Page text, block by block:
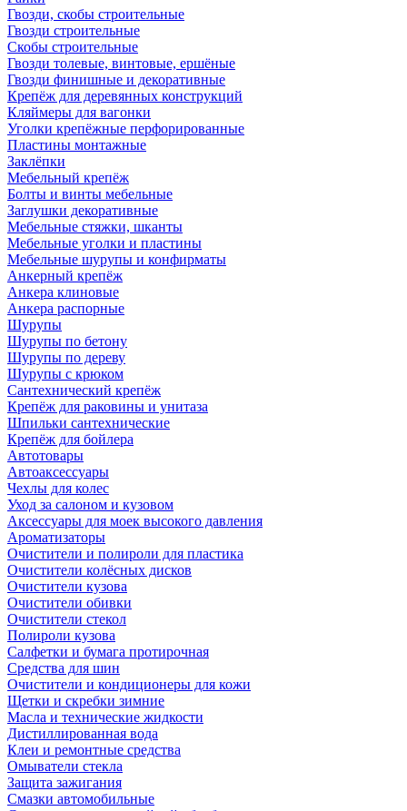
Гвозди, скобы строительные
Гвозди строительные
Скобы строительные
Гвозди толевые, винтовые, ершёные
Гвозди финишные и декоративные
Крепёж для деревянных конструкций
Кляймеры для вагонки
Уголки крепёжные перфорированные
Пластины монтажные
Заклёпки
Мебельный крепёж
Болты и винты мебельные
Заглушки декоративные
Мебельные стяжки, шканты
Мебельные уголки и пластины
Мебельные шурупы и конфирматы
Анкерный крепёж
Анкера клиновые
Анкера распорные
Шурупы
Шурупы по бетону
Шурупы по дереву
Шурупы с крюком
Сантехнический крепёж
Крепёж для раковины и унитаза
Шпильки сантехнические
Крепёж для бойлера
Автотовары
Автоаксессуары
Чехлы для колес
Уход за салоном и кузовом
Аксессуары для моек высокого давления
Ароматизаторы
Очистители и полироли для пластика
Очистители колёсных дисков
Очистители кузова
Очистители обивки
Очистители стекол
Полироли кузова
Салфетки и бумага протирочная
Средства для шин
Очистители и кондиционеры для кожи
Щетки и скребки зимние
Масла и технические жидкости
Дистиллированная вода
Клеи и ремонтные средства
Омыватели стекла
Защита зажигания
Смазки автомобильные